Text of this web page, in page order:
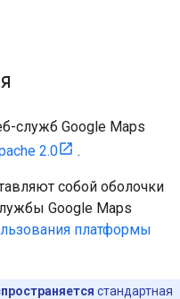
служб Google Maps
2.0 .
собой оболочки
Google Maps
платформы
стандартная